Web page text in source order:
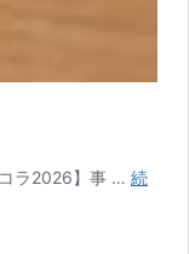
ラ2026】事 … 続